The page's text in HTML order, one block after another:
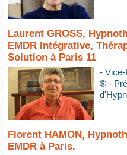
Laurent GROSS,
EMDR Intégrative,
Solution à Paris 11
-
® -
Florent HAMON,
EMDR à Paris.